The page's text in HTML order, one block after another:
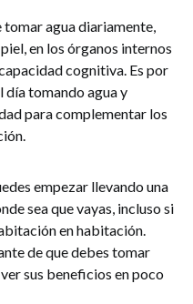
tomar agua diariamente,
en los órganos internos
cognitiva. Es por
día tomando agua y
para complementar los
empezar llevando una
sea que vayas, incluso si
en habitación.
de que debes tomar
sus beneficios en poco